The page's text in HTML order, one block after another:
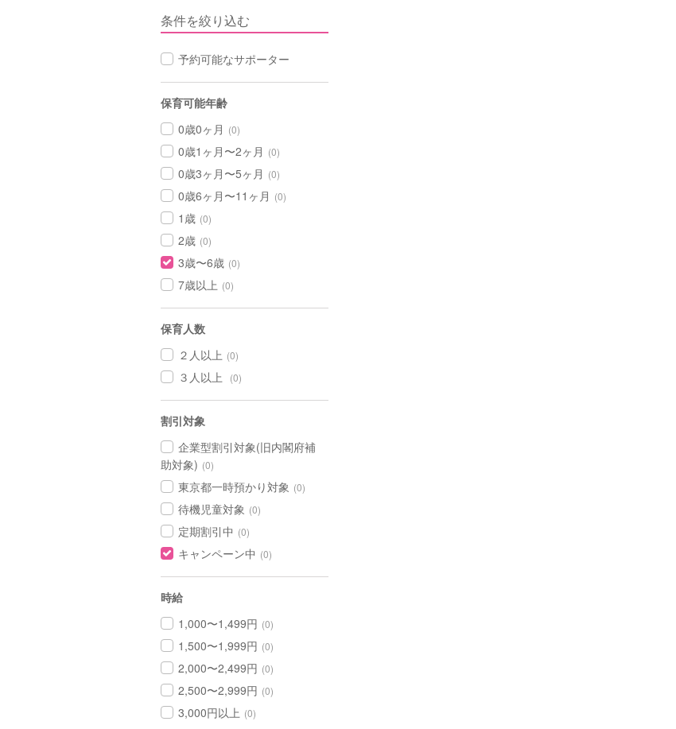
条件を絞り込む
予約可能なサポーター
保育可能年齢
0歳0ヶ月 (0)
0歳1ヶ月〜2ヶ月 (0)
0歳3ヶ月〜5ヶ月 (0)
0歳6ヶ月〜11ヶ月 (0)
1歳 (0)
2歳 (0)
3歳〜6歳 (0)
7歳以上 (0)
保育人数
２人以上 (0)
３人以上 (0)
割引対象
企業型割引対象(旧内閣府補
助対象) (0)
東京都一時預かり対象 (0)
待機児童対象 (0)
定期割引中 (0)
キャンペーン中 (0)
時給
1,000〜1,499円 (0)
1,500〜1,999円 (0)
2,000〜2,499円 (0)
2,500〜2,999円 (0)
3,000円以上 (0)